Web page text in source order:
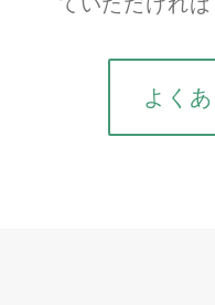
よく